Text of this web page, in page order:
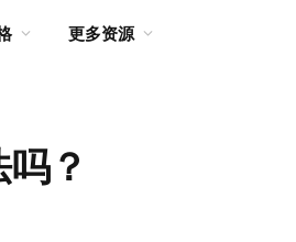
更多资源
？